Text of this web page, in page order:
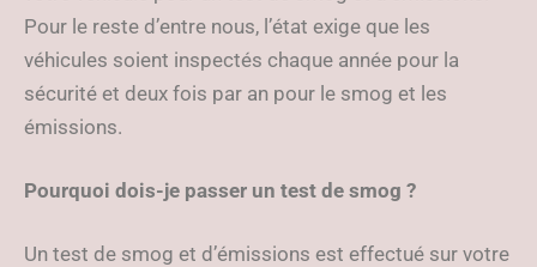
Pour le reste d’entre nous, l’état exige que les
véhicules soient inspectés chaque année pour la
sécurité et deux fois par an pour le smog et les
émissions.
Pourquoi dois-je passer un test de smog ?
Un test de smog et d’émissions est effectué sur votre